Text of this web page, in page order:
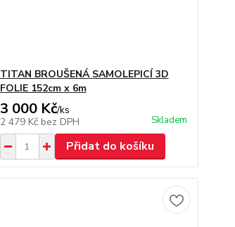
TITAN BROUŠENÁ SAMOLEPICÍ 3D
FOLIE 152cm x 6m
3 000 Kč/ks
2 479 Kč bez DPH Skladem
Přidat do košíku